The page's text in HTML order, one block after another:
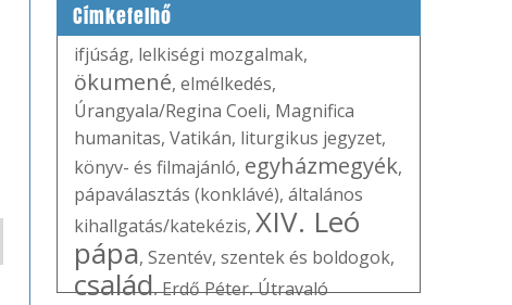
Címkefelhő
ifjúság, lelkiségi mozgalmak,
ökumené, elmélkedés,
Úrangyala/Regina Coeli, Magnifica
humanitas, Vatikán, liturgikus jegyzet,
könyv- és filmajánló, egyházmegyék,
pápaválasztás (konklávé), általános
kihallgatás/katekézis, XIV. Leó
pápa, Szentév, szentek és boldogok,
család,Erdő Péter,Útravaló